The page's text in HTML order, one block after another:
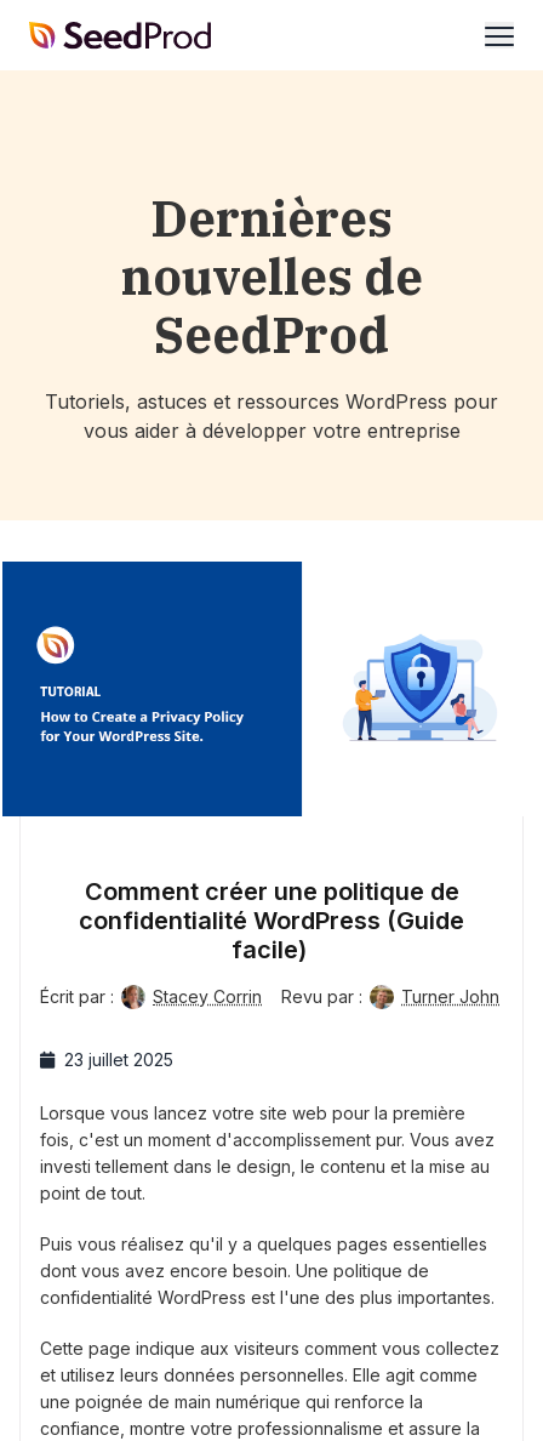
SeedProd
Dernières
nouvelles de
SeedProd
Tutoriels, astuces et ressources WordPress pour
vous aider à développer votre entreprise
Comment créer une politique de
confidentialité WordPress (Guide
facile)
Écrit par : Stacey Corrin Revu par : Turner John
23 juillet 2025
Lorsque vous lancez votre site web pour la première
fois, c'est un moment d'accomplissement pur. Vous avez
investi tellement dans le design, le contenu et la mise au
point de tout.
Puis vous réalisez qu'il y a quelques pages essentielles
dont vous avez encore besoin. Une politique de
confidentialité WordPress est l'une des plus importantes.
Cette page indique aux visiteurs comment vous collectez
et utilisez leurs données personnelles. Elle agit comme
une poignée de main numérique qui renforce la
confiance, montre votre professionnalisme et assure la